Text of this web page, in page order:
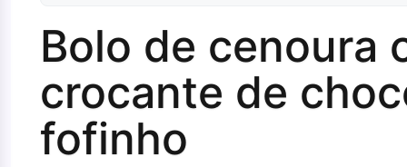
Bolo de cenoura
crocante de
fofinho